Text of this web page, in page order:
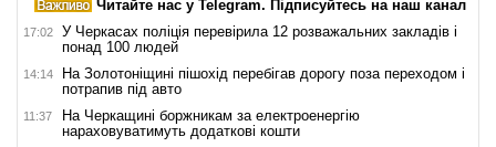
Читайте нас у Telegram. Підписуйтесь на наш канал
17:02
У Черкасах поліція перевірила 12 розважальних закладів і
понад 100 людей
14:14
На Золотоніщині пішохід перебігав дорогу поза переходом і
потрапив під авто
11:37
На Черкащині боржникам за електроенергію
нараховуватимуть додаткові кошти